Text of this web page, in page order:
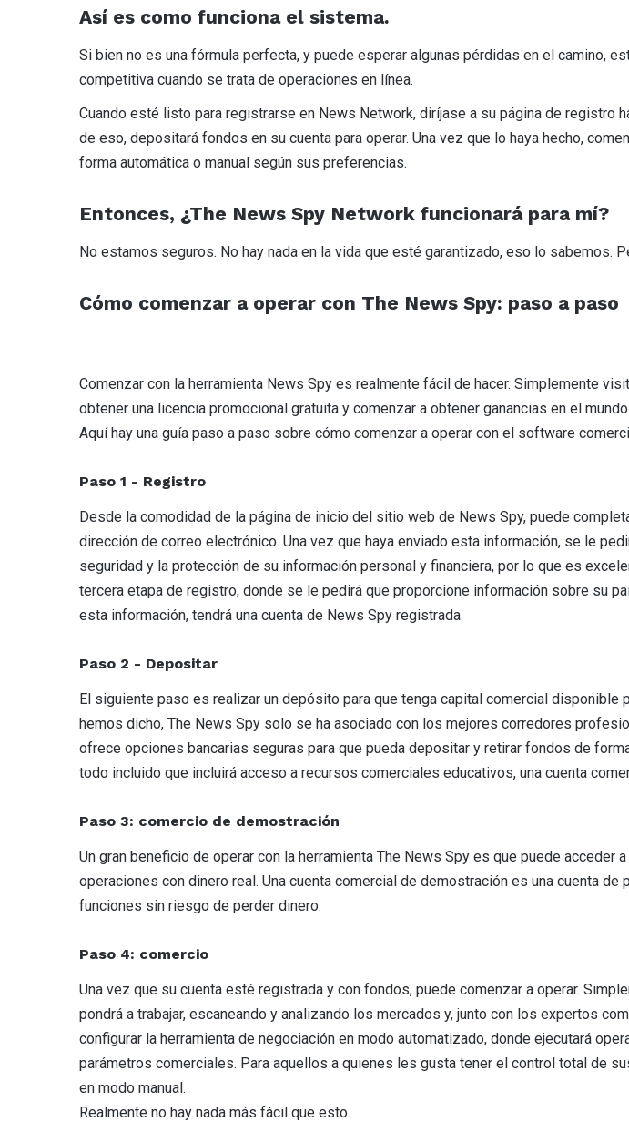
Así es como funciona el sistema.
Si bien no es una fórmula perfecta, y puede esperar algunas pérdidas en el camino,
competitiva cuando se trata de operaciones en línea.
Cuando esté listo para registrarse en News Network, diríjase a su página de registro
de eso, depositará fondos en su cuenta para operar. Una vez que lo haya hecho,
forma automática o manual según sus preferencias.
Entonces, ¿The News Spy Network funcionará para mí?
No estamos seguros. No hay nada en la vida que esté garantizado, eso lo sabemos.
Cómo comenzar a operar con The News Spy: paso a paso
Comenzar con la herramienta News Spy es realmente fácil de hacer. Simplemente
obtener una licencia promocional gratuita y comenzar a obtener ganancias en el
Aquí hay una guía paso a paso sobre cómo comenzar a operar con el software
Paso 1 - Registro
Desde la comodidad de la página de inicio del sitio web de News Spy, puede
dirección de correo electrónico. Una vez que haya enviado esta información, se le
seguridad y la protección de su información personal y financiera, por lo que es
tercera etapa de registro, donde se le pedirá que proporcione información sobre su
esta información, tendrá una cuenta de News Spy registrada.
Paso 2 - Depositar
El siguiente paso es realizar un depósito para que tenga capital comercial
hemos dicho, The News Spy solo se ha asociado con los mejores corredores
ofrece opciones bancarias seguras para que pueda depositar y retirar fondos de
todo incluido que incluirá acceso a recursos comerciales educativos, una cuenta
Paso 3: comercio de demostración
Un gran beneficio de operar con la herramienta The News Spy es que puede
operaciones con dinero real. Una cuenta comercial de demostración es una cuenta
funciones sin riesgo de perder dinero.
Paso 4: comercio
Una vez que su cuenta esté registrada y con fondos, puede comenzar a operar.
pondrá a trabajar, escaneando y analizando los mercados y, junto con los expertos
configurar la herramienta de negociación en modo automatizado, donde ejecutará
parámetros comerciales. Para aquellos a quienes les gusta tener el control total de
en modo manual.
Realmente no hay nada más fácil que esto.